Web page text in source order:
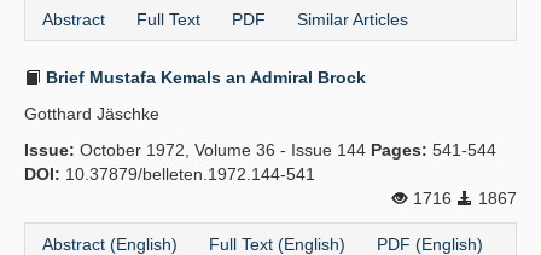
Abstract Full Text PDF Similar Articles
Brief Mustafa Kemals an Admiral Brock
Gotthard Jäschke
Issue: October 1972, Volume 36 - Issue 144 Pages: 541-544
DOI: 10.37879/belleten.1972.144-541
1716
1867
Abstract (English) Full Text (English) PDF (English)